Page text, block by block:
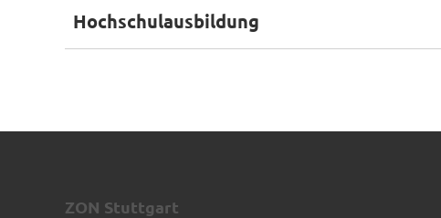
Hochschulausbildung
ZON Stuttgart